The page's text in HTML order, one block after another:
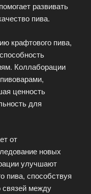
развивать
пива.
крафтового пива,
Коллаборации
ценность
для
от
новых
улучшают
пива, способствуя
связей между